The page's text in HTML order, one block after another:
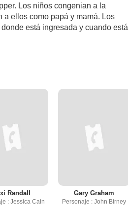
Los niños congenian a la
a ellos como papá y mamá. Los
está ingresada y cuando está
Randall
: Jessica Cain
Gary Graham
Personaje : John Birney